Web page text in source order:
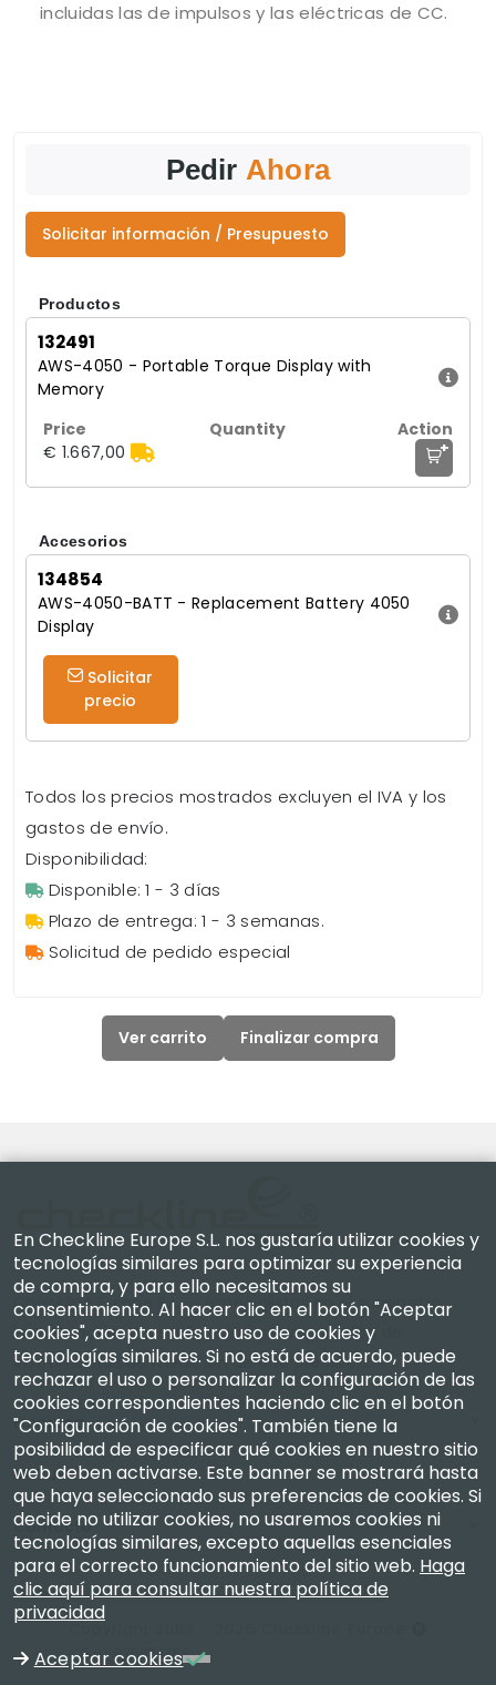
incluidas las de impulsos y las eléctricas de CC.
Pedir Ahora
Solicitar información / Presupuesto
Productos
132491
AWS-4050 - Portable Torque Display with
Memory
€ 1.667,00 +
Accesorios
134854
AWS-4050-BATT - Replacement Battery 4050
Display
precio
Todos los precios mostrados excluyen el IVA y los
gastos de envío.
Disponibilidad:
Disponible: 1 - 3 días
Plazo de entrega: 1 - 3 semanas.
Solicitud de pedido especial
Ver carrito Finalizar compra
Checkline Europe S.L. — especialistas en el suministro,
la calibración, la certificación y la reparación de
instrumentos de medición de alta precisión.
Empresa
Mi Cuenta
Contacto
CIF n.º B75634758
En Checkline Europe S.L. nos gustaría utilizar cookies y
tecnologías similares para optimizar su experiencia
de compra, y para ello necesitamos su
consentimiento. Al hacer clic en el botón "Aceptar
cookies", acepta nuestro uso de cookies y
tecnologías similares. Si no está de acuerdo, puede
rechazar el uso o personalizar la configuración de las
cookies correspondientes haciendo clic en el botón
"Configuración de cookies". También tiene la
posibilidad de especificar qué cookies en nuestro sitio
web deben activarse. Este banner se mostrará hasta
que haya seleccionado sus preferencias de cookies. Si
decide no utilizar cookies, no usaremos cookies ni
tecnologías similares, excepto aquellas esenciales
para el correcto funcionamiento del sitio web. Haga
clic aquí para consultar nuestra política de
privacidad
Aceptar cookies